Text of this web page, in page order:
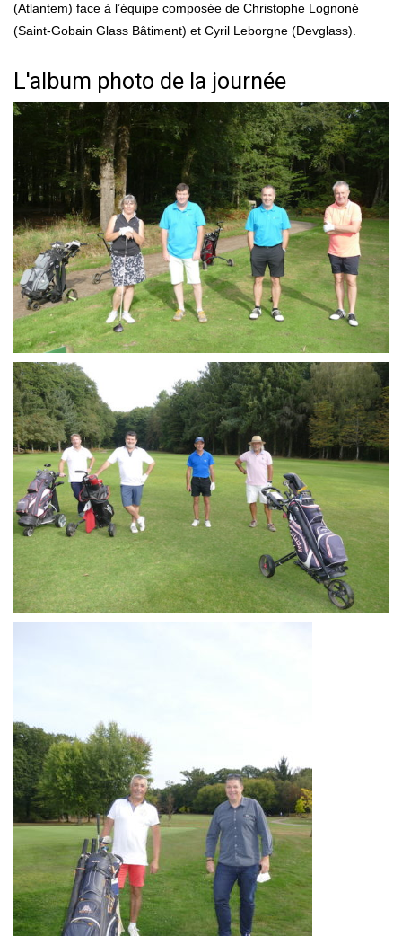
(Atlantem) face à l’équipe composée de Christophe Lognoné
(Saint-Gobain Glass Bâtiment) et Cyril Leborgne (Devglass).
L'album photo de la journée